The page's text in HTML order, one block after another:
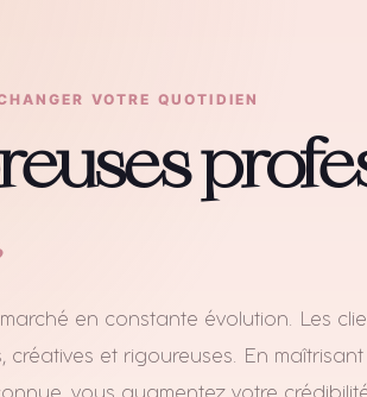
VOTRE QUOTIDIEN
en constante évolution. Les
créatives et rigoureuses. En